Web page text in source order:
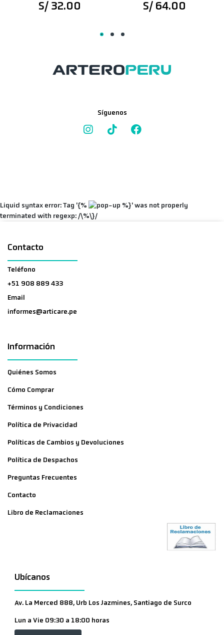
S/ 32.00 S/ 64.00
Síguenos
Liquid syntax error: Tag '{%
%}' was not properly
terminated with regexp: /\%\}/
Contacto
Teléfono
+51 908 889 433
Email
informes@articare.pe
Información
Quiénes Somos
Cómo Comprar
Términos y Condiciones
Política de Privacidad
Políticas de Cambios y Devoluciones
Política de Despachos
Preguntas Frecuentes
Contacto
Libro de Reclamaciones
Ubícanos
Av. La Merced 888, Urb Los Jazmines, Santiago de Surco
Lun a Vie 09:30 a 18:00 horas